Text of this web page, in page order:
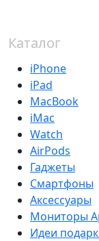
Каталог
iPhone
iPad
MacBook
iMac
Watch
AirPods
Гаджеты
Смартфоны
Аксессуары
Мониторы
Идеи